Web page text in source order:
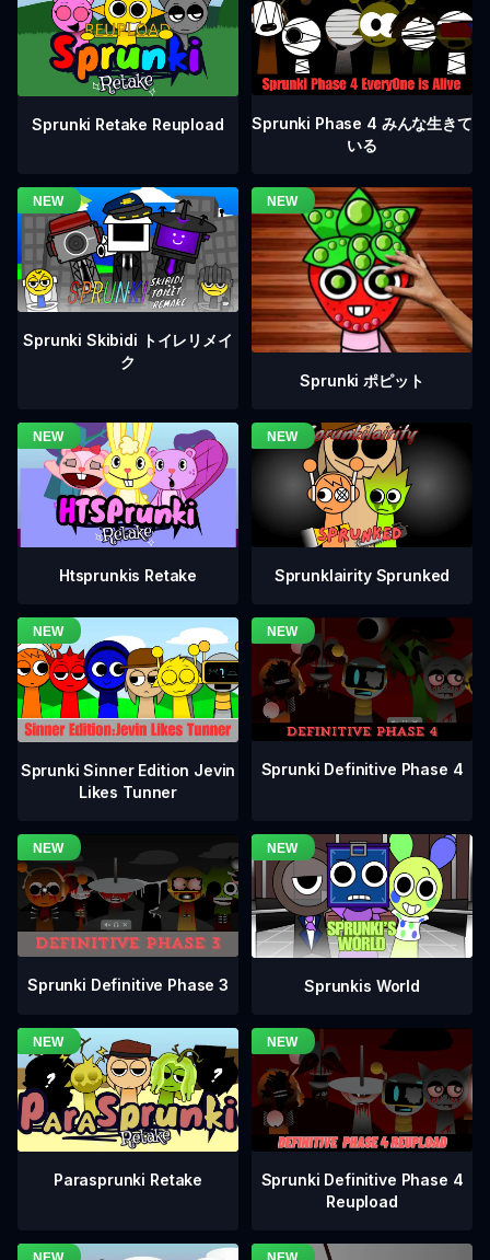
Sprunki Retake Reupload
Sprunki Phase 4 みんな生きて
いる
Sprunki Skibidi トイレリメイ
ク
Sprunki ポピット
Htsprunkis Retake Sprunklairity Sprunked
Sprunki Sinner Edition Jevin
Likes Tunner
Sprunki Definitive Phase 4
Sprunki Definitive Phase 3 Sprunkis World
Parasprunki Retake
Sprunki Definitive Phase 4
Reupload